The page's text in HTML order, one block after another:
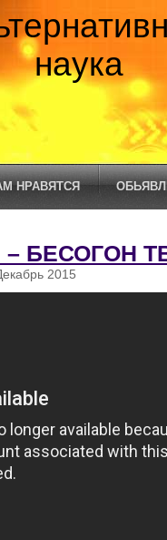
наука
НРАВЯТСЯ
БЕСОГОН
2015